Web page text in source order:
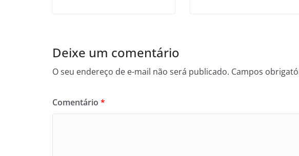
Deixe um comentário
O seu endereço de e-mail não será publicado. Campos
Comentário *